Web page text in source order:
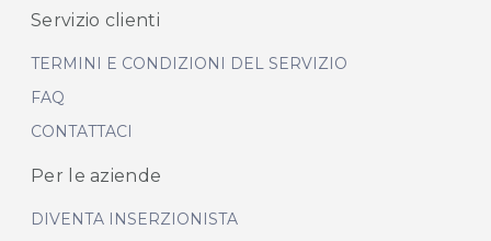
Servizio clienti
TERMINI E CONDIZIONI DEL SERVIZIO
FAQ
CONTATTACI
Per le aziende
DIVENTA INSERZIONISTA